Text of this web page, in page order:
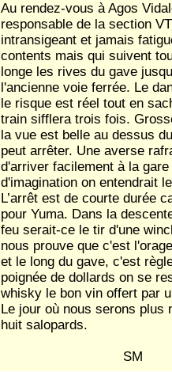
Au rendez-vous à Agos
responsable de la section
intransigeant et jamais
contents mais qui suivent
longe les rives du gave
l'ancienne voie ferrée. Le
le risque est réel tout en
train sifflera trois fois.
la vue est belle au dessus
peut arrêter. Une averse
d'arriver facilement à la
d'imagination on entendrait
L’arrêt est de courte durée
pour Yuma. Dans la
feu serait-ce le tir d'une
nous prouve que c'est
et le long du gave, c'est
poignée de dollards on se
whisky le bon vin offert par
Le jour où nous serons plus
huit salopards.
SM